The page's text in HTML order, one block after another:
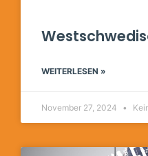
WEITERLESEN »
November 27, 2024